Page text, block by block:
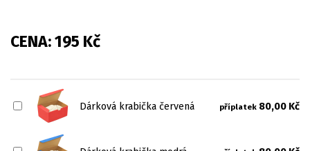
CENA:195 Kč
Dárková krabička červená příplatek 80,00 Kč